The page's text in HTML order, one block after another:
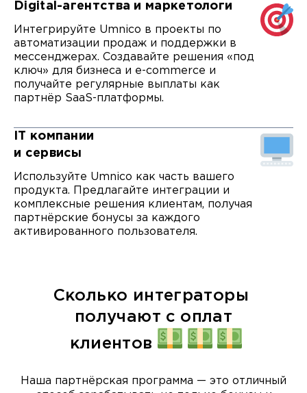
Digital-агентства и маркетологи
Интегрируйте Umnico в проекты по
автоматизации продаж и поддержки в
мессенджерах. Создавайте решения «под
ключ» для бизнеса и e-commerce и
получайте регулярные выплаты как
партнёр SaaS-платформы.
IT компании
и сервисы
Используйте Umnico как часть вашего
продукта. Предлагайте интеграции и
комплексные решения клиентам, получая
партнёрские бонусы за каждого
активированного пользователя.
Сколько интеграторы
клиентов
Наша партнёрская программа — это отличный